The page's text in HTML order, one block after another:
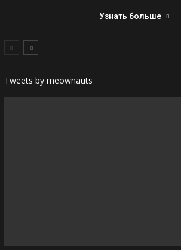
Узнать больше
Tweets by meownauts